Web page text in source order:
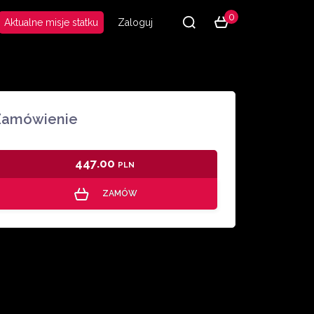
Aktualne misje statku Zaloguj
0
447.00 PLN
ZAMÓW